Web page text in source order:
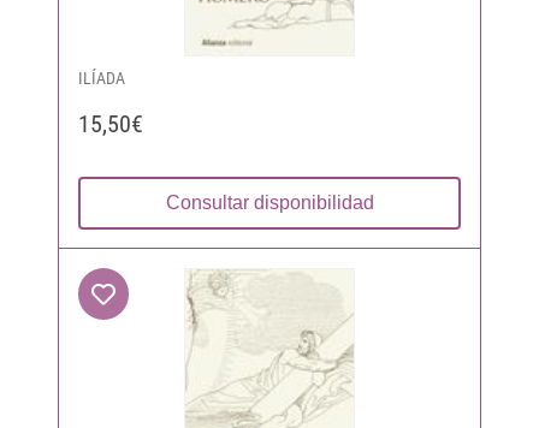
ILÍADA
15,50€
Consultar disponibilidad